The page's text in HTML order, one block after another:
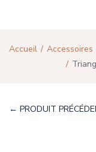
Accueil
← PRODUIT